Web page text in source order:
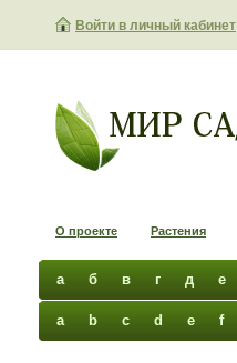
Войти в личный кабинет
О проекте Растения
а б в г д е
a b c d e f